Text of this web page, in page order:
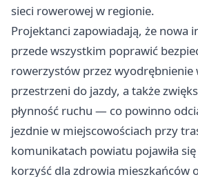
sieci rowerowej w regionie.
Projektanci zapowiadają, że nowa
przede wszystkim poprawić
rowerzystów przez wyodrębnienie
przestrzeni do jazdy, a także
płynność ruchu — co powinno
jezdnie w miejscowościach przy
komunikatach powiatu pojawiła
korzyść dla zdrowia mieszkańców